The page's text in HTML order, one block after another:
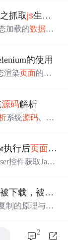
之抓取js生成的
加载的数据，
文件，并构造请
率。
的使用
渲染页面的方
面、查找节
待、前进后
源码解析
系统源码。介
、用户阅读习
执行后页面源码
控件获取Java
生成的DOM内
源加载监控及
载，被爬取，以及破解方法
制的原理与破
等方法破解。还
2